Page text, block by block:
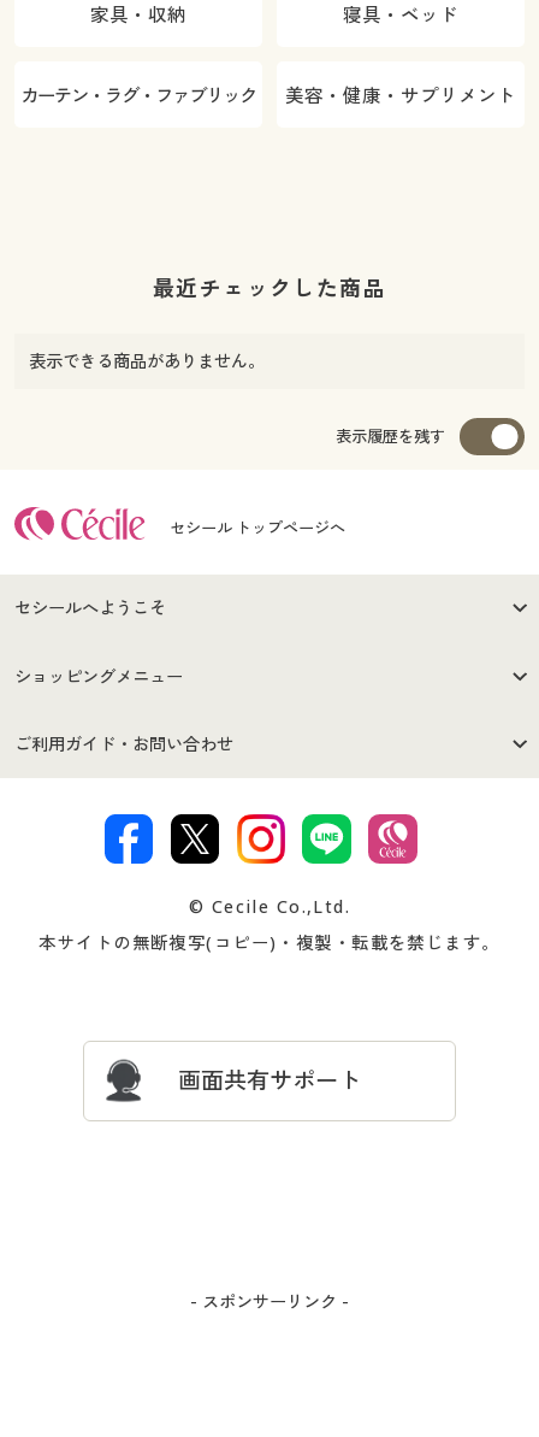
家具・収納 寝具・ベッド
カーテン・ラグ・ファブリック 美容・健康・サプリメント
最近チェックした商品
表示できる商品がありません。
表示履歴を残す
セシール トップページへ
セシールへようこそ
はじめての方へ
セシールご利用規約
著作権・商標について 会社案内
ショッピングメニュー
商品カテゴリ
プレゼント＆キャンペーン サイトマップ
ご利用ガイド・お問い合わせ
交換・返品は お支払は
ついて
忘れの場合
© Cecile Co.,Ltd.
本サイトの無断複写(コピー)・複製・転載を禁じます。
画面共有サポート
- スポンサーリンク -